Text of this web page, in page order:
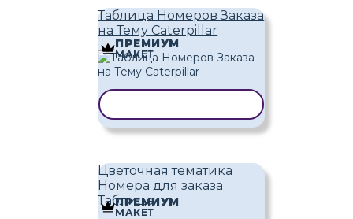
Таблица Номеров Заказа
на Тему Caterpillar
ПРЕМИУМ
МАКЕТ
Цветочная тематика
Номера для заказа
Таблица
ПРЕМИУМ
МАКЕТ